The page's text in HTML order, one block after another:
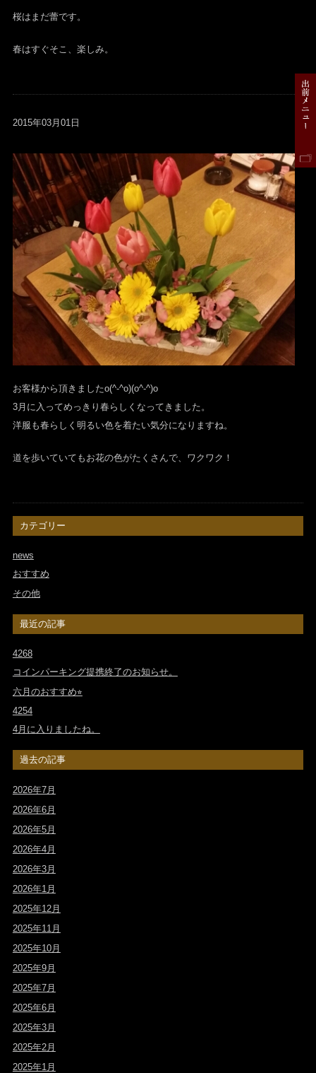
桜はまだ蕾です。
春はすぐそこ、楽しみ。
2015年03月01日
お客様から頂きましたo(^-^o)(o^-^)o
3月に入ってめっきり春らしくなってきました。
洋服も春らしく明るい色を着たい気分になりますね。
道を歩いていてもお花の色がたくさんで、ワクワク！
カテゴリー
news
おすすめ
その他
最近の記事
4268
コインパーキング提携終了のお知らせ。
六月のおすすめ⭐︎
4254
4月に入りましたね。
過去の記事
2026年7月
2026年6月
2026年5月
2026年4月
2026年3月
2026年1月
2025年12月
2025年11月
2025年10月
2025年9月
2025年7月
2025年6月
2025年3月
2025年2月
2025年1月